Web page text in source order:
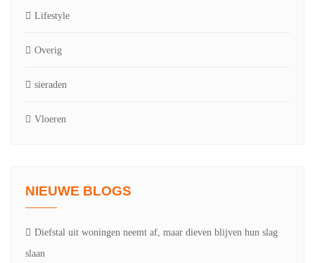
Lifestyle
Overig
sieraden
Vloeren
NIEUWE BLOGS
Diefstal uit woningen neemt af, maar dieven blijven hun slag
slaan